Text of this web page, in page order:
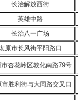
长治解放西街
英雄中路
长治八一广场
原市长风街平阳路口
市杏花岭区敦化南路79号
市胜利街与大同路交叉口